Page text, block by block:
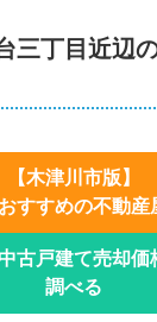
三丁目近辺
【木津川市版】
すすめの不動産
古戸建て売却価
調べる